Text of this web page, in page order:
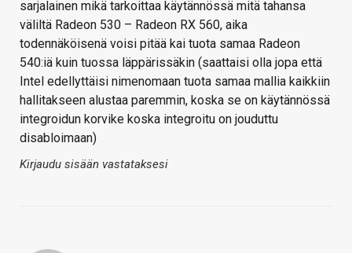
sarjalainen mikä tarkoittaa käytännössä mitä tahansa
väliltä Radeon 530 – Radeon RX 560, aika
todennäköisenä voisi pitää kai tuota samaa Radeon
540:iä kuin tuossa läppärissäkin (saattaisi olla jopa että
Intel edellyttäisi nimenomaan tuota samaa mallia kaikkiin
hallitakseen alustaa paremmin, koska se on käytännössä
integroidun korvike koska integroitu on jouduttu
disabloimaan)
Kirjaudu sisään vastataksesi